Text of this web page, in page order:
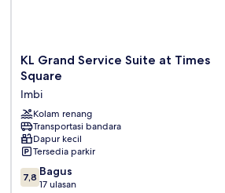
KL
Grand
Service
Suite
at
Times
Square
Imbi
KL Grand Service Suite at Times
Square
Imbi
Kolam renang
Transportasi bandara
Dapur kecil
Tersedia parkir
7.8
dari
7,8 Bagus
17 ulasan